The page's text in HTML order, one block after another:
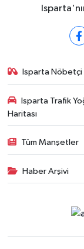
Isparta Nöbetçi
Isparta Trafik
Haritası
Tüm Manşetler
Haber Arşivi